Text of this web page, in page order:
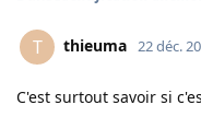
T thieuma 22 déc.
C'est surtout savoir si